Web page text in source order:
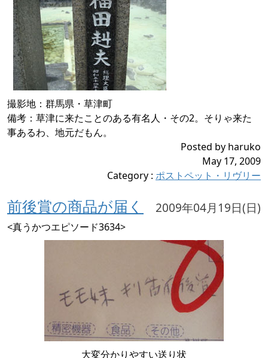
撮影地：群馬県・草津町
備考：草津に来たことのある有名人・その2。そりゃ来た
事あるわ、地元だもん。
Posted by haruko
May 17, 2009
Category : ポストペット・リヴリー
前後賞の商品が届く 2009年04月19日(日)
<真うかつエピソード3634>
大変分かりやすい送り状